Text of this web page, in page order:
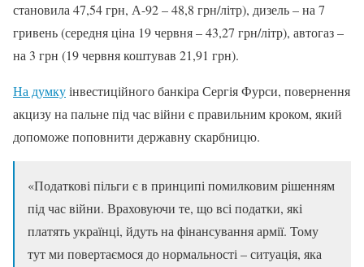
становила 47,54 грн, А-92 – 48,8 грн/літр), дизель – на 7
гривень (середня ціна 19 червня – 43,27 грн/літр), автогаз –
на 3 грн (19 червня коштував 21,91 грн).
На думкуінвестиційного банкіра Сергія Фурси, повернення
акцизу на пальне під час війни є правильним кроком, який
допоможе поповнити державну скарбницю.
«Податкові пільги є в принципі помилковим рішенням
під час війни. Враховуючи те, що всі податки, які
платять українці, йдуть на фінансування армії. Тому
тут ми повертаємося до нормальності – ситуація, яка